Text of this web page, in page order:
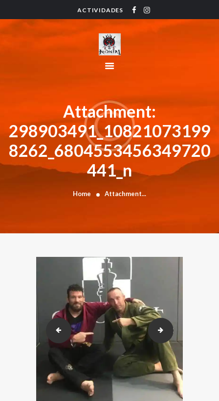
ACTIVIDADES
Attachment:
298903491_10821073199
8262_6804553456349720
441_n
Home Attachment...
HOME
ACTIVIDADES
INSTRUCTORES
CONTACTO
BLOG